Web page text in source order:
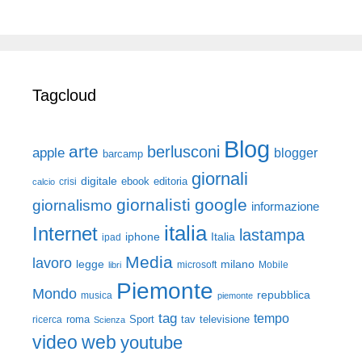
Tagcloud
apple arte barcamp berlusconi Blog blogger
calcio crisi digitale ebook editoria giornali
giornalismo giornalisti google informazione
Internet ipad iphone italia Italia lastampa
lavoro legge libri Media microsoft milano Mobile
Mondo musica Piemonte piemonte repubblica
ricerca roma Scienza Sport tag tav televisione tempo
video web youtube